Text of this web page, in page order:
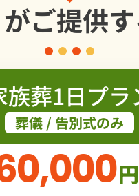
ご提供
族葬1日プラ
葬儀 / 告別式のみ
円